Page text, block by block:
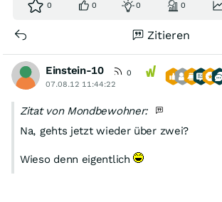
0 0 0 0
Zitieren
Einstein-10
0
07.08.12 11:44:22
Zitat von Mondbewohner:
Na, gehts jetzt wieder über zwei?
Wieso denn eigentlich